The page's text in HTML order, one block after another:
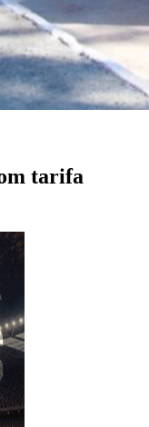
tarifa